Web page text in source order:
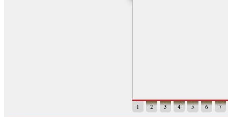
1 2 3 4 5 6 7